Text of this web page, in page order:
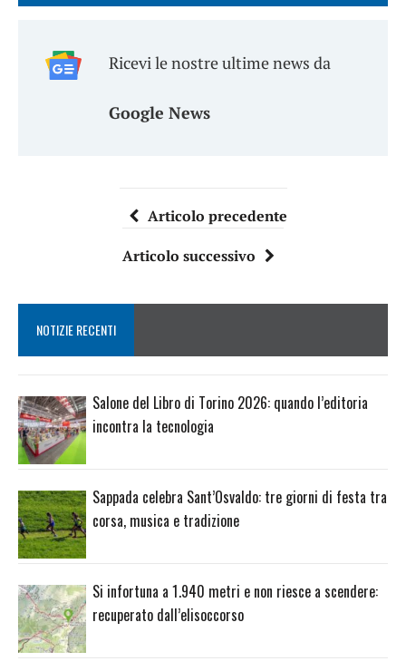
Ricevi le nostre ultime news da
Google News
Articolo precedente
Articolo successivo
NOTIZIE RECENTI
Salone del Libro di Torino 2026: quando l’editoria
incontra la tecnologia
Sappada celebra Sant’Osvaldo: tre giorni di festa tra
corsa, musica e tradizione
Si infortuna a 1.940 metri e non riesce a scendere:
recuperato dall’elisoccorso